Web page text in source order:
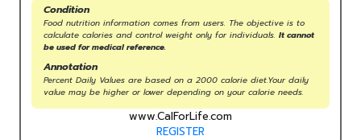
Condition
Food nutrition information comes from users. The objective is to
calculate calories and control weight only for individuals. It cannot
be used for medical reference.
Annotation
Percent Daily Values are based on a 2000 calorie diet.Your daily
value may be higher or lower depending on your calorie needs.
www.CalForLife.com
REGISTER